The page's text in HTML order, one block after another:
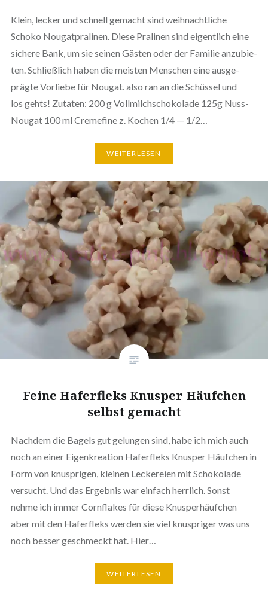
Klein, lecker und schnell gemacht sind weih­nacht­li­che
Schoko Nou­gat­pra­li­nen. Diese Pralinen sind eigent­lich eine
sichere Bank, um sie seinen Gästen oder der Familie anzu­bie­
ten. Schließ­lich haben die meisten Menschen eine aus­ge­
präg­te Vorliebe für Nougat. also ran an die Schüssel und
los gehts! Zutaten: 200 g Voll­milch­scho­ko­la­de 125g Nuss-
Nougat 100 ml Cremefine z. Kochen 1/4 — 1/2…
WEI­TER­LE­SEN
Feine Hafer­fl­eks Knusper Häufchen
selbst gemacht
Nachdem die Bagels gut gelungen sind, habe ich mich auch
noch an einer Eigen­krea­ti­on Hafer­fl­eks Knusper Häufchen in
Form von knusp­ri­gen, kleinen Lecke­rei­en mit Scho­ko­la­de
versucht. Und das Ergebnis war einfach herrlich. Sonst
nehme ich immer Corn­flakes für diese Knus­per­häuf­chen
aber mit den Hafer­fl­eks werden sie viel knusp­ri­ger was uns
noch besser geschmeckt hat. Hier…
WEI­TER­LE­SEN